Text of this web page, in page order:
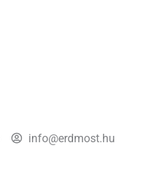
info@erdmost.hu